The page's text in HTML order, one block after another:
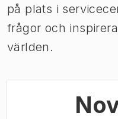
på plats i
frågor och
världen.